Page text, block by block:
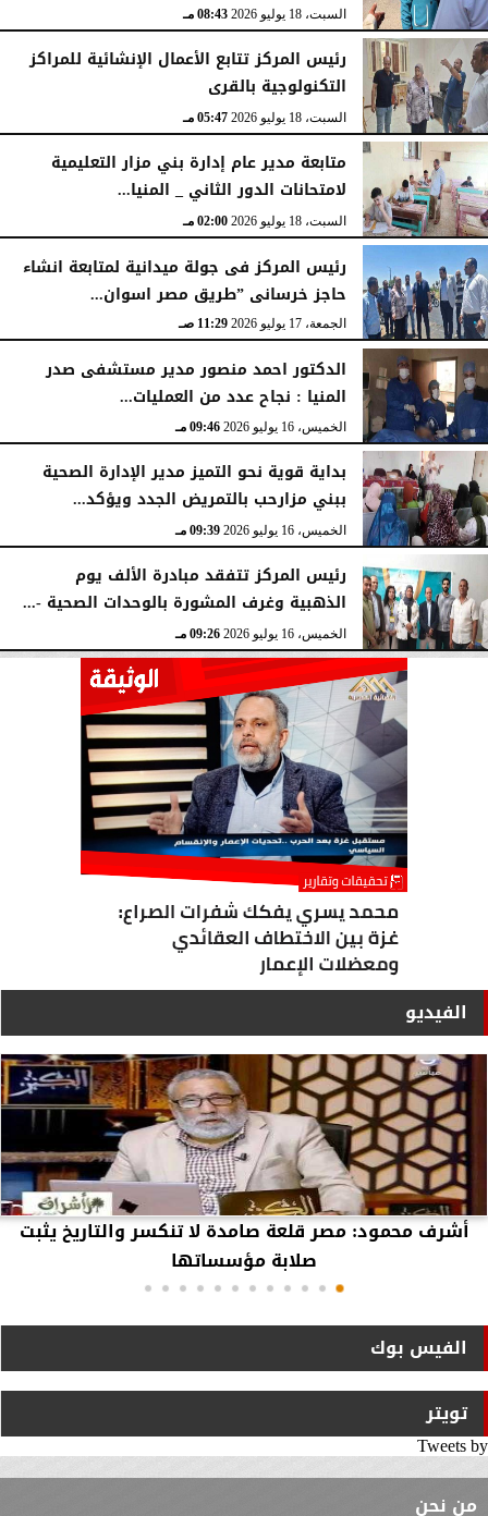
السبت، 18 يوليو 2026 08:43 مـ
رئيس المركز تتابع الأعمال الإنشائية للمراكز
التكنولوجية بالقرى
السبت، 18 يوليو 2026 05:47 مـ
متابعة مدير عام إدارة بني مزار التعليمية
لامتحانات الدور الثاني _ المنيا...
السبت، 18 يوليو 2026 02:00 مـ
رئيس المركز فى جولة ميدانية لمتابعة انشاء
حاجز خرسانى ”طريق مصر اسوان...
الجمعة، 17 يوليو 2026 11:29 صـ
الدكتور احمد منصور مدير مستشفى صدر
المنيا : نجاح عدد من العمليات...
الخميس، 16 يوليو 2026 09:46 مـ
بداية قوية نحو التميز مدير الإدارة الصحية
ببني مزارحب بالتمريض الجدد ويؤكد...
الخميس، 16 يوليو 2026 09:39 مـ
رئيس المركز تتفقد مبادرة الألف يوم
الذهبية وغرف المشورة بالوحدات الصحية -...
الخميس، 16 يوليو 2026 09:26 مـ
الفيديو
أشرف محمود: مصر قلعة صامدة لا تنكسر والتاريخ يثبت
صلابة مؤسساتها
الفيس بوك
تويتر
Tweets by
من نحن